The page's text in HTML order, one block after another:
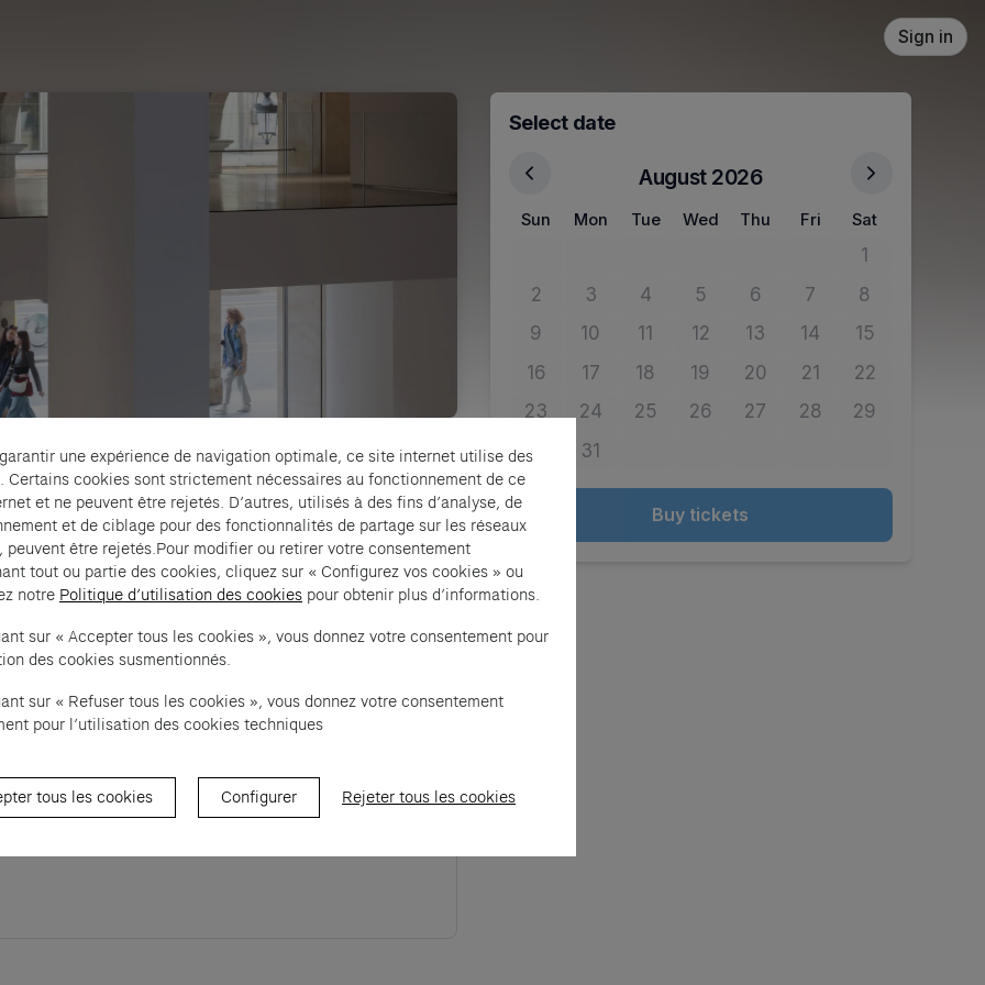
Sign in
dans l’exposition inaugurale, Exposition Générale,
collection.
nous à adhesion@fondation.cartier.com
tab)
Select date
August 2026
Sun Mon Tue Wed Thu Fri Sat
1No tickets
2No tickets available
3
No tickets available
4No tickets available
5
No tickets available
6No tickets available
7No tickets available
8No tickets
9No tickets available
10No tickets available
11No tickets available
12No tickets available
13No tickets available
14No tickets available
15No tickets
16No tickets available
17No tickets available
18No tickets available
19No tickets available
20No tickets available
21No tickets available
22No tickets
23No tickets available
24No tickets available
25No tickets available
26No tickets available
27No tickets available
28No tickets available
29No tickets
30 No tickets available
31No tickets available
Buy tickets
une expérience de navigation optimale, ce site internet utilise des
Certains cookies sont strictement nécessaires au fonctionnement de ce
et ne peuvent être rejetés. D’autres, utilisés à des fins d’analyse, de
et de ciblage pour des fonctionnalités de partage sur les réseaux
peuvent être rejetés.Pour modifier ou retirer votre consentement
tout ou partie des cookies, cliquez sur « Configurez vos cookies » ou
notre Politique d’utilisation des cookies pour obtenir plus d’informations.
sur « Accepter tous les cookies », vous donnez votre consentement pour
des cookies susmentionnés.
sur « Refuser tous les cookies », vous donnez votre consentement
pour l’utilisation des cookies techniques
tous les cookies Configurer Rejeter tous les cookies